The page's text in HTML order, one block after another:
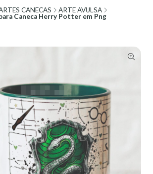
CANECAS
ARTE AVULSA
Caneca Herry Potter em Png